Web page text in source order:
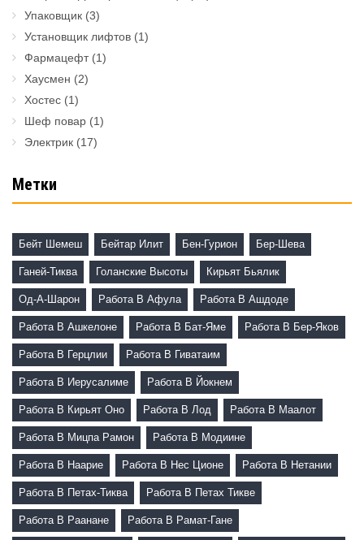
Упаковщик (3)
Установщик лифтов (1)
Фармацефт(1)
Хаусмен (2)
Хостес (1)
Шеф повар (1)
Электрик (17)
Метки
Бейт Шемеш Бейтар Илит Бен-Гурион Бер-Шева
Ганей-Тиква Голанские Высоты Кирьят Бьялик
Од-А-Шарон Работа В Афула Работа В Ашдоде
Работа В Ашкелоне Работа В Бат-Яме Работа В Бер-Яков
Работа В Герцлии Работа В Гиватаим
Работа В Иерусалиме Работа В Йокнем
Работа В Кирьят Оно Работа В Лод Работа В Маалот
Работа В Мицпа Рамон Работа В Модиине
Работа В Наарие Работа В Нес Ционе Работа В Нетании
Работа В Петах-Тиква Работа В Петах Тикве
Работа В Раанане Работа В Рамат-Гане